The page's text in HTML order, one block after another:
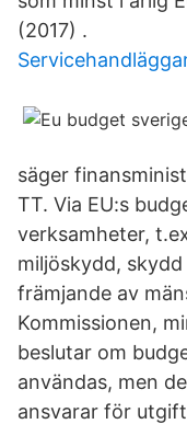
(2017) .
säger
TT. Via EU:s
verksamheter,
miljöskydd,
främjande av
Kommissionen,
beslutar om
användas, men
ansvarar för